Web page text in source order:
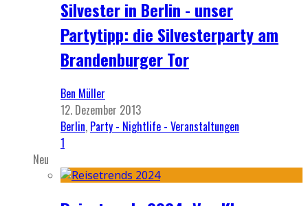
Silvester in Berlin - unser
Partytipp: die Silvesterparty am
Brandenburger Tor
Ben Müller
12. Dezember 2013
Berlin, Party - Nightlife - Veranstaltungen
1
Neu